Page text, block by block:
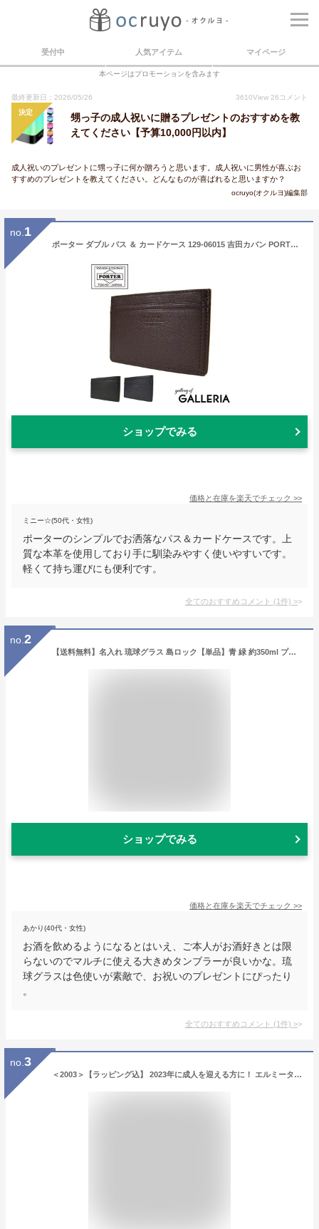
受付中 人気アイテム マイページ
本ページはプロモーションを含みます
最終更新日：2026/05/26 3610View 26 コメント
決定
甥っ子の成人祝いに贈るプレゼントのおすすめを教
えてください【予算10,000円以内】
成人祝いのプレゼントに甥っ子に何か贈ろうと思います。成人祝いに男性が喜ぶお
すすめのプレゼントを教えてください。どんなものが喜ばれると思いますか？
ocruyo(オクルヨ)編集部
no. 1
ポーター ダブル パス ＆ カードケース 129-06015 吉田カバン PORTER DOUBLE
ショップでみる
価格と在庫を楽天でチェック >>
ミニー☆(50代・女性)
ポーターのシンプルでお洒落なパス＆カードケースです。上
質な本革を使用しており手に馴染みやすく使いやすいです。
軽くて持ち運びにも便利です。
全てのおすすめコメント (1件) >
no. 2
【送料無料】名入れ 琉球グラス 島ロック【単品】青 緑 約350ml プレゼント ギフト グラス タンブラー ハイボール 沖縄 琉球 ガラス 村 男性 女性 ランキング 誕生日 両親 友達 還暦祝い 退職祝い カフェ おしゃれ グラス タンブラー
ショップでみる
価格と在庫を楽天でチェック >>
あかり(40代・女性)
お酒を飲めるようになるとはいえ、ご本人がお酒好きとは限
らないのでマルチに使える大きめタンブラーが良いかな。琉
球グラスは色使いが素敵で、お祝いのプレゼントにぴったり
。
全てのおすすめコメント (1件) >
no. 3
＜2003＞【ラッピング込】 2023年に成人を迎える方に！ エルミータ・サン・ロレンソ [2003] ギフト （赤1） 成人祝 ワイン ギフト 2003年 誕生日 新成人 プレゼント お酒 女性 男性